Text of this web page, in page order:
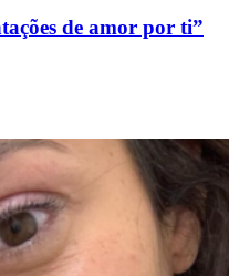
de amor por ti”